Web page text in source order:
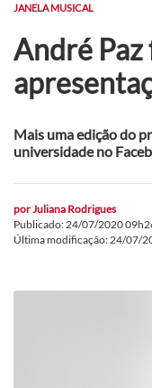
JANELA MUSICAL
André Paz
Mais uma edição do
universidade no
porJuliana Rodrigues
Publicado: 24/07/2020
Última modificação: 24/07/